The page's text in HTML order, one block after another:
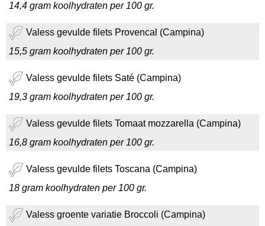
14,4 gram koolhydraten per 100 gr.
Valess gevulde filets Provencal (Campina)
15,5 gram koolhydraten per 100 gr.
Valess gevulde filets Saté (Campina)
19,3 gram koolhydraten per 100 gr.
Valess gevulde filets Tomaat mozzarella (Campina)
16,8 gram koolhydraten per 100 gr.
Valess gevulde filets Toscana (Campina)
18 gram koolhydraten per 100 gr.
Valess groente variatie Broccoli (Campina)